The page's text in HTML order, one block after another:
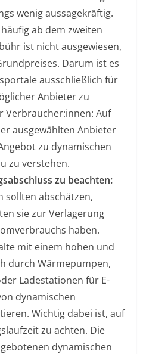
wenig aussagekräftig.
ab dem zweiten
ist nicht ausgewiesen,
Darum ist es
ausschließlich für
Anbieter zu
Verbraucher:innen: Auf
ausgewählten Anbieter
zu dynamischen
zu verstehen.
zu beachten:
sollten abschätzen,
sie zur Verlagerung
haben.
mit einem hohen und
durch Wärmepumpen,
Ladestationen für E-
dynamischen
Wichtig dabei ist, auf
zu achten. Die
dynamischen